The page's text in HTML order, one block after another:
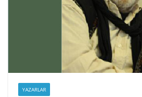
YAZARLAR